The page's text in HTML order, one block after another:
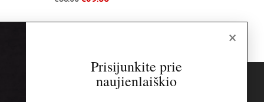
×
Prisijunkite prie
naujienlaiškio